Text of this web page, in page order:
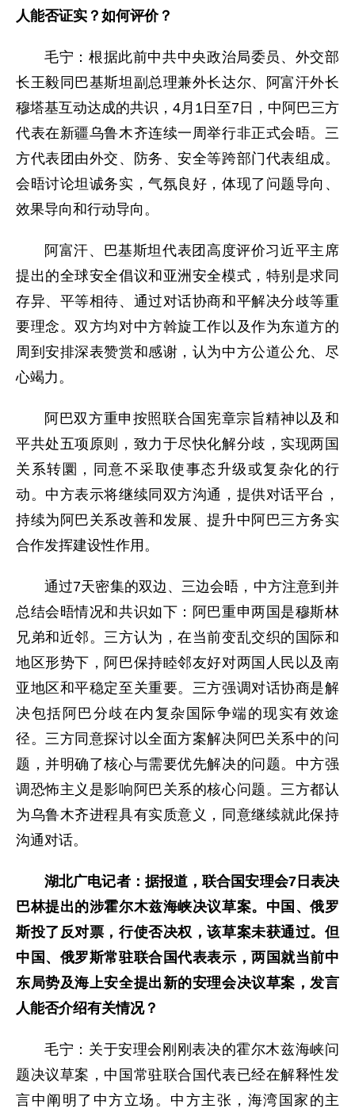
人能否证实？如何评价？
毛宁：根据此前中共中央政治局委员、外交部
长王毅同巴基斯坦副总理兼外长达尔、阿富汗外长
穆塔基互动达成的共识，4月1日至7日，中阿巴三方
代表在新疆乌鲁木齐连续一周举行非正式会晤。三
方代表团由外交、防务、安全等跨部门代表组成。
会晤讨论坦诚务实，气氛良好，体现了问题导向、
效果导向和行动导向。
阿富汗、巴基斯坦代表团高度评价习近平主席
提出的全球安全倡议和亚洲安全模式，特别是求同
存异、平等相待、通过对话协商和平解决分歧等重
要理念。双方均对中方斡旋工作以及作为东道方的
周到安排深表赞赏和感谢，认为中方公道公允、尽
心竭力。
阿巴双方重申按照联合国宪章宗旨精神以及和
平共处五项原则，致力于尽快化解分歧，实现两国
关系转圜，同意不采取使事态升级或复杂化的行
动。中方表示将继续同双方沟通，提供对话平台，
持续为阿巴关系改善和发展、提升中阿巴三方务实
合作发挥建设性作用。
通过7天密集的双边、三边会晤，中方注意到并
总结会晤情况和共识如下：阿巴重申两国是穆斯林
兄弟和近邻。三方认为，在当前变乱交织的国际和
地区形势下，阿巴保持睦邻友好对两国人民以及南
亚地区和平稳定至关重要。三方强调对话协商是解
决包括阿巴分歧在内复杂国际争端的现实有效途
径。三方同意探讨以全面方案解决阿巴关系中的问
题，并明确了核心与需要优先解决的问题。中方强
调恐怖主义是影响阿巴关系的核心问题。三方都认
为乌鲁木齐进程具有实质意义，同意继续就此保持
沟通对话。
湖北广电记者：据报道，联合国安理会7日表决
巴林提出的涉霍尔木兹海峡决议草案。中国、俄罗
斯投了反对票，行使否决权，该草案未获通过。但
中国、俄罗斯常驻联合国代表表示，两国就当前中
东局势及海上安全提出新的安理会决议草案，发言
人能否介绍有关情况？
毛宁：关于安理会刚刚表决的霍尔木兹海峡问
题决议草案，中国常驻联合国代表已经在解释性发
言中阐明了中方立场。中方主张，海湾国家的主